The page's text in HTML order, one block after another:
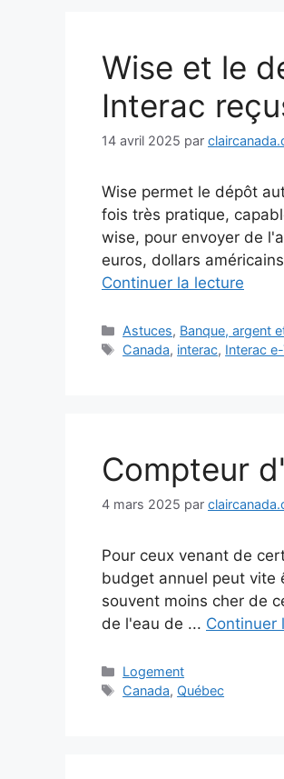
Wise et le
Interac
14 avril 2025 par
Wise permet le dépôt
fois très pratique,
wise, pour envoyer de
euros, dollars
Continuer la lecture
Catégories
Astuces, Banque, argent
Étiquettes
Canada, interac, Interac
Compteur
4 mars 2025 par
Pour ceux venant de
budget annuel peut vite
souvent moins cher de
de l'eau de ... Continuer
Catégories
Logement
Étiquettes
Canada, Québec